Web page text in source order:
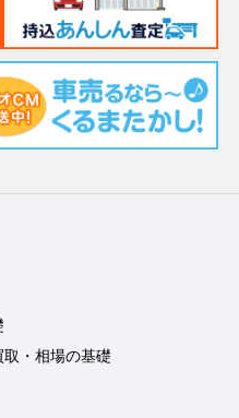
・相場の基礎